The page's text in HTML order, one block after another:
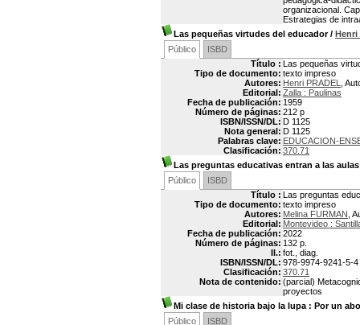
organizacional.
Estrategias de
Las pequeñas virtudes del educador/ Henri
Público
ISBD
Título : Las pequeñas
Tipo de documento: texto impreso
Autores: Henri PRADEL
,
Editorial: Zalla : Paulinas
Fecha de publicación: 1959
Número de páginas: 212 p
ISBN/ISSN/DL: D 1125
Nota general: D 1125
Palabras clave: EDUCACION-
Clasificación: 370.71
Las preguntas educativas entran a las aulas
Público
ISBD
Título : Las preguntas
Tipo de documento: texto impreso
Autores: Melina FURMAN ,
Editorial: Montevideo :
Fecha de publicación: 2022
Número de páginas: 132 p.
Il.: fot., diag.
ISBN/ISSN/DL: 978-9974-9241-5-4
Clasificación: 370.71
Nota de contenido: (parcial)
proyectos
Mi clase de historia bajo la lupa : Por un
Público
ISBD